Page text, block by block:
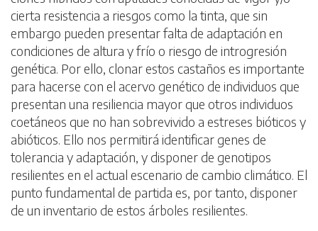
cierta resistencia a riesgos como la tinta, que sin
embargo pueden presentar falta de adaptación en
condiciones de altura y frío o riesgo de introgresión
genética. Por ello, clonar estos castaños es importante
para hacerse con el acervo genético de individuos que
presentan una resiliencia mayor que otros individuos
coetáneos que no han sobrevivido a estreses bióticos y
abióticos. Ello nos permitirá identificar genes de
tolerancia y adaptación, y disponer de genotipos
resilientes en el actual escenario de cambio climático. El
punto fundamental de partida es, por tanto, disponer
de un inventario de estos árboles resilientes.